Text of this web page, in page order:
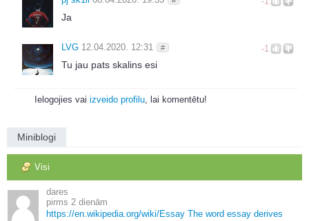
Ja
-1
LVG 12.04.2020. 12:31 #
Tu jau pats skalins esi
Ielogojies vai izveido profilu , lai komentētu!
Miniblogi
Visi
dares
2 dienām
https://en. wikipedia. org/wiki/Essay The word essay derives